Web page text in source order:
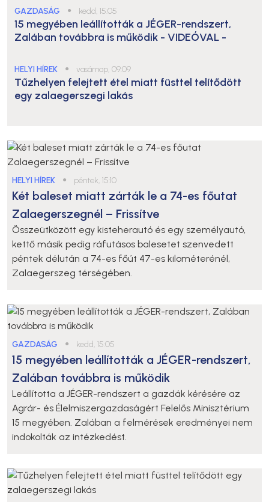
GAZDASÁG ● kedd, 15:05
15 megyében leállították a JÉGER-rendszert,
Zalában továbbra is működik - VIDEÓVAL -
HELYI HÍREK ● vasárnap, 09:09
Tűzhelyen felejtett étel miatt füsttel telítődött
egy zalaegerszegi lakás
HELYI HÍREK ● péntek, 15:10
Két baleset miatt zárták le a 74-es főutat
Zalaegerszegnél – Frissítve
Összeütközött egy kisteherautó és egy személyautó,
kettő másik pedig ráfutásos balesetet szenvedett
péntek délután a 74-es főút 47-es kilométerénél,
Zalaegerszeg térségében.
GAZDASÁG ● kedd, 15:05
15 megyében leállították a JÉGER-rendszert,
Zalában továbbra is működik
Leállította a JÉGER-rendszert a gazdák kérésére az
Agrár- és Élelmiszergazdaságért Felelős Minisztérium
15 megyében. Zalában a felmérések eredményei nem
indokolták az intézkedést.